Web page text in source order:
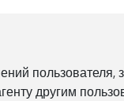
другим